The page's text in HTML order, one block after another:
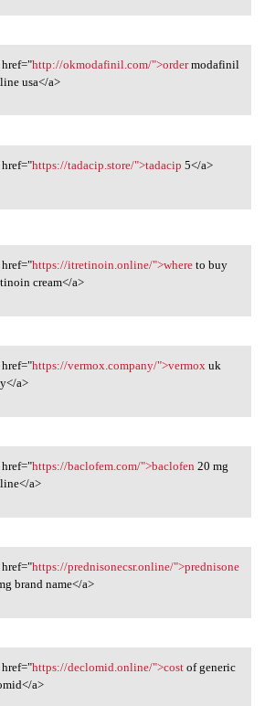
okmodafinil
href="http://okmodafinil.com/">ordermodafinil
usa</a>
tadacip
href="https://tadacip.store/">tadacip 5</a>
itretinoin
href="https://itretinoin.online/">whereto buy
cream</a>
vermox
href="https://vermox.company/">vermoxuk
a>
baclofem.com
href="https://baclofem.com/">baclofen 20 mg
a>
href="https://prednisonecsr.online/">prednisone
brand name</a>
declomid
href="https://declomid.online/">costof generic
a>